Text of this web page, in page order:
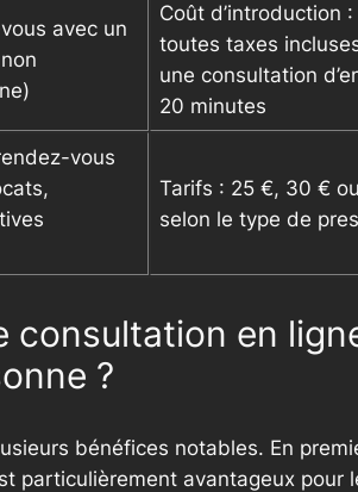
avec un
Coût d’introduction
toutes taxes
une consultation
20 minutes
vous
Tarifs : 25 €, 30 €
selon le type de
consultation en
?
bénéfices notables. En
particulièrement avantageux